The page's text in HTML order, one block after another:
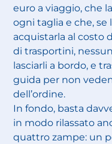
euro a viaggio, che
ogni taglia e che, se
acquistarla al costo
di trasportini,
lasciarli a bordo, e
guida per non
dell’ordine.
In fondo, basta
in modo rilassato
quattro zampe: un